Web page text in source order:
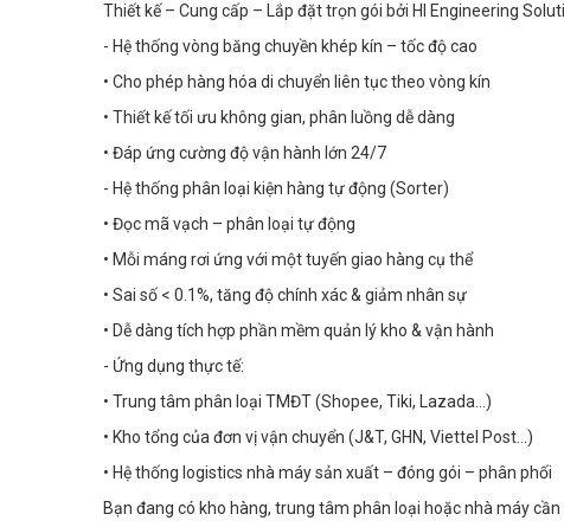
Thiết kế – Cung cấp – Lắp đặt trọn gói bởi HI Engineering
- Hệ thống vòng băng chuyền khép kín – tốc độ cao
• Cho phép hàng hóa di chuyển liên tục theo vòng kín
• Thiết kế tối ưu không gian, phân luồng dễ dàng
• Đáp ứng cường độ vận hành lớn 24/7
- Hệ thống phân loại kiện hàng tự động (Sorter)
• Đọc mã vạch – phân loại tự động
• Mỗi máng rơi ứng với một tuyến giao hàng cụ thể
• Sai số < 0.1%, tăng độ chính xác & giảm nhân sự
• Dễ dàng tích hợp phần mềm quản lý kho & vận hành
- Ứng dụng thực tế:
• Trung tâm phân loại TMĐT (Shopee, Tiki, Lazada…)
• Kho tổng của đơn vị vận chuyển (J&T, GHN, Viettel Post…)
• Hệ thống logistics nhà máy sản xuất – đóng gói – phân phối
Bạn đang có kho hàng, trung tâm phân loại hoặc nhà máy